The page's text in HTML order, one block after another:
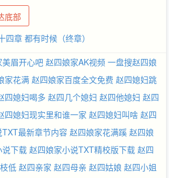
是前世那个他吗？ 且看两世姻缘，如何完
底部
四章 都有时候（终章）
眉开心吧 赵四娘家AK视频 一盘搜赵四娘
家花满 赵四娘家百度全文免费 赵四媳妇跳
四媳妇喝多 赵四几个媳妇 赵四他媳妇 赵四
四媳妇现实里和谁一家 赵四媳妇叫啥 赵四
最新章节内容 赵四娘家花满蹊 赵四娘
下载 赵四娘家小说TXT精校版下载 赵四
低 赵四亲家 赵四母亲 赵四姑娘 赵四小姐